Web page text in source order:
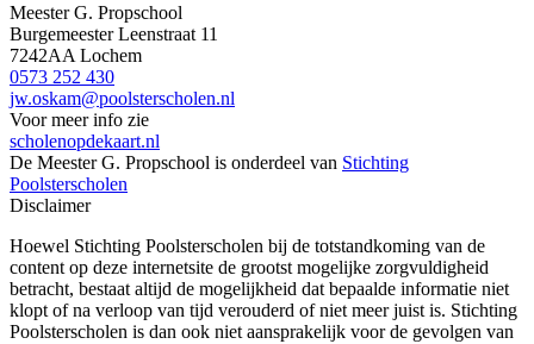
Meester G. Propschool
Burgemeester Leenstraat 11
7242AA Lochem
0573 252 430
jw.oskam@poolsterscholen.nl
Voor meer info zie
scholenopdekaart.nl
De Meester G. Propschool is onderdeel van Stichting
Poolsterscholen
Disclaimer
Hoewel Stichting Poolsterscholen bij de totstandkoming van de
content op deze internetsite de grootst mogelijke zorgvuldigheid
betracht, bestaat altijd de mogelijkheid dat bepaalde informatie niet
klopt of na verloop van tijd verouderd of niet meer juist is. Stichting
Poolsterscholen is dan ook niet aansprakelijk voor de gevolgen van